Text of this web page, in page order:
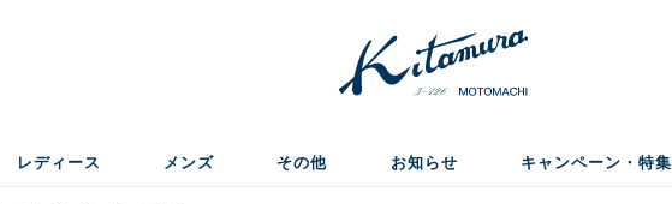
レディース メンズ その他 お知らせ キャンペーン・特集